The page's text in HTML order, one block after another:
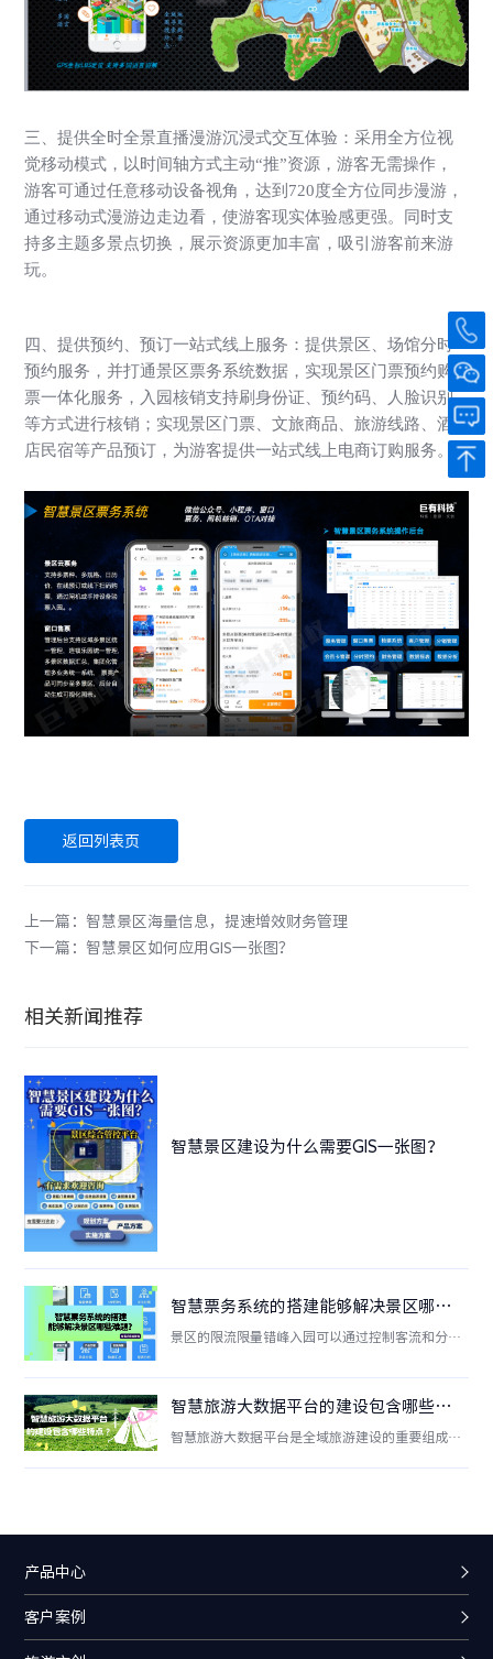
三、提供全时全景直播漫游沉浸式交互体验：采用全方位视
觉移动模式，以时间轴方式主动“推”资源，游客无需操作，
游客可通过任意移动设备视角，达到720度全方位同步漫游，
通过移动式漫游边走边看，使游客现实体验感更强。同时支
持多主题多景点切换，展示资源更加丰富，吸引游客前来游
玩。
四、提供预约、预订一站式线上服务：提供景区、场馆分时
预约服务，并打通景区票务系统数据，实现景区门票预约购
票一体化服务，入园核销支持刷身份证、预约码、人脸识别
等方式进行核销；实现景区门票、文旅商品、旅游线路、酒
店民宿等产品预订，为游客提供一站式线上电商订购服务。
返回列表页
上一篇：智慧景区海量信息，提速增效财务管理
下一篇：智慧景区如何应用GIS一张图？
相关新闻推荐
智慧景区建设为什么需要GIS一张图？
智慧票务系统的搭建能够解决景区哪些难题？
景区的限流限量错峰入园可以通过控制客流和分析
道，景区根据承载量设置不同时段的门票库存，让
游客自主选择入园时间，提升景区精细化管理水
段和票量管理。
智慧旅游大数据平台的建设包含哪些特点？
智慧旅游大数据平台是全域旅游建设的重要组成部
产品中心
客户案例